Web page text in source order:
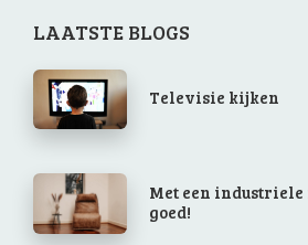
LAATSTE BLOGS
Televisie kijken
Met een
goed!